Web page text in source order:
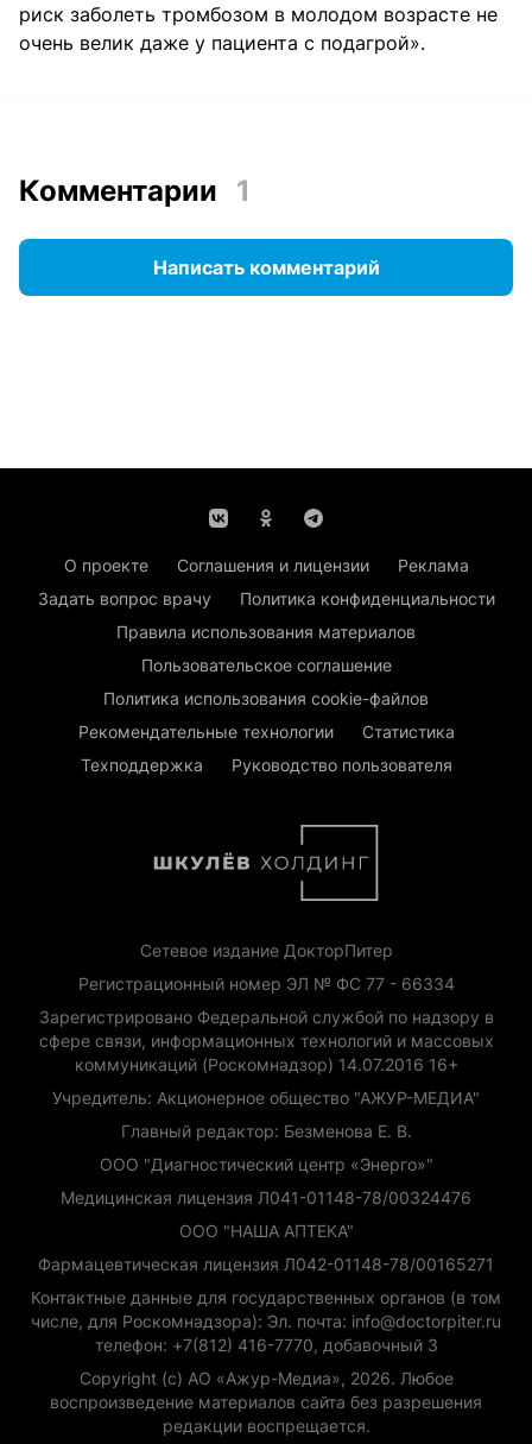
риск заболеть тромбозом в молодом возрасте не
очень велик даже у пациента с подагрой».
Комментарии 1
Написать комментарий
О проекте Соглашения и лицензии
Реклама
Задать вопрос врачу
Политика конфиденциальности
Правила использования материалов
Пользовательское соглашение
Политика использования cookie-файлов
Рекомендательные технологии
Статистика
Техподдержка
Руководство пользователя
Сетевое издание ДокторПитер
Регистрационный номер ЭЛ № ФС 77 - 66334
Зарегистрировано Федеральной службой по надзору в
сфере связи, информационных технологий и массовых
коммуникаций (Роскомнадзор) 14.07.2016 16+
Учредитель: Акционерное общество "АЖУР-МЕДИА"
Главный редактор: Безменова Е. В.
ООО "Диагностический центр «Энерго»"
Медицинская лицензия Л041-01148-78/00324476
ООО "НАША АПТЕКА"
Фармацевтическая лицензия Л042-01148-78/00165271
Контактные данные для государственных органов (в том
числе, для Роскомнадзора): Эл. почта: info@doctorpiter.ru
телефон: +7(812) 416-7770, добавочный 3
Copyright (с) АО «Ажур-Медиа», 2026. Любое
воспроизведение материалов сайта без разрешения
редакции воспрещается.